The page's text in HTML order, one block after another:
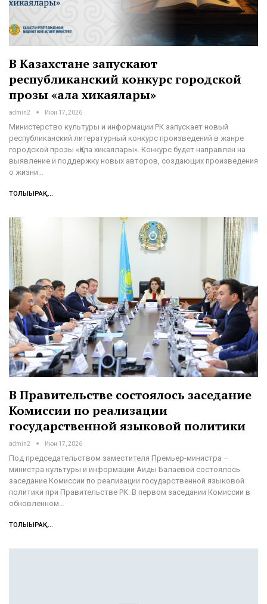
В Казахстане запускают
республиканский конкурс городской
прозы «Қала хикаялары»
admin2 Июн 17, 2026
Министерство культуры и информации РК запускает новый
республиканский литературный конкурс произведений в жанре
городской прозы «Қала хикаялары». Конкурс будет направлен на
выявление и поддержку новых авторов, создающих произведения
о жизни…
ТОЛЫҒЫРАҚ...
В Правительстве состоялось заседание
Комиссии по реализации
государственной языковой политики
admin2 Июн 17, 2026
Под председательством заместителя Премьер-министра –
министра культуры и информации Аиды Балаевой состоялось
заседание Комиссии по реализации государственной языковой
политики при Правительстве РК. В первом заседании Комиссии в
обновленном…
ТОЛЫҒЫРАҚ...